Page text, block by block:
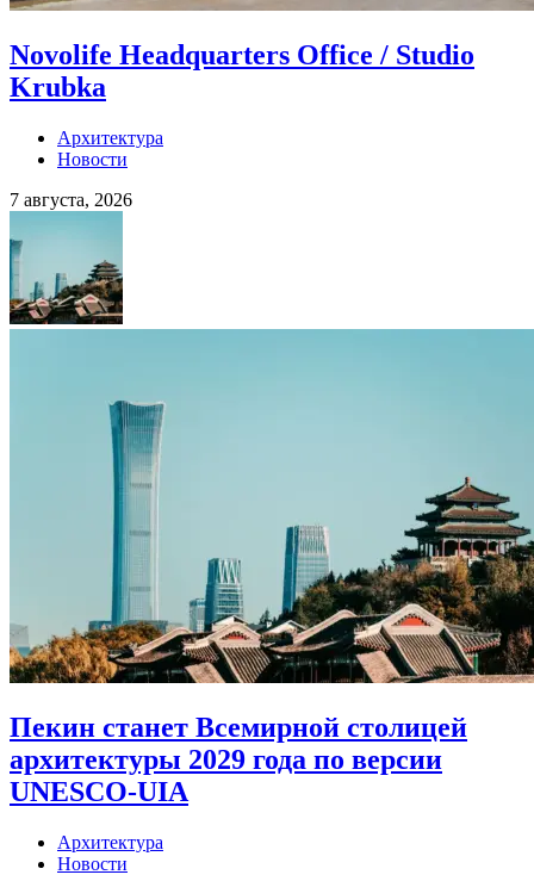
Novolife Headquarters Office / Studio
Krubka
Архитектура
Новости
7 августа, 2026
Пекин станет Всемирной столицей
архитектуры 2029 года по версии
UNESCO-UIA
Архитектура
Новости